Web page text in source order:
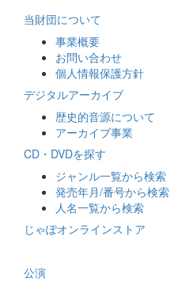
当財団について
事業概要
お問い合わせ
個人情報保護方針
デジタルアーカイブ
歴史的音源について
アーカイブ事業
CD・DVDを探す
ジャンル一覧から検索
発売年月/番号から検索
人名一覧から検索
じゃぽオンラインストア
公演